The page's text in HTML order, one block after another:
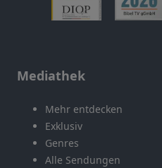
Mediathek
Mehr entdecken
Exklusiv
Genres
Alle Sendungen